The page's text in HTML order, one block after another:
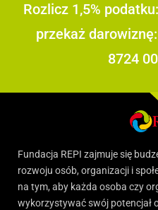
Rozlicz 1,5%
przekaż
8724
Fundacja REPI zajmuje się
rozwoju osób, organizacji i
na tym, aby każda osoba czy
wykorzystywać swój potencjał